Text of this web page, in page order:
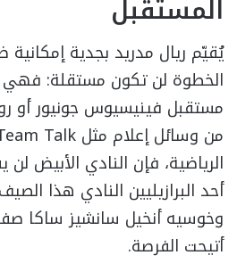
المستقبل
يُقيّم ريال مدريد بجدية
الخطوة لن تكون مستقلة:
مستقبل فينيسيوس جونيور أو
الرياضية، فإن النادي الأبيض لن
أحد البرازيليين النادي هذا
وخوسيه أنخيل سانشيز ساكا
أتيحت الفرصة.